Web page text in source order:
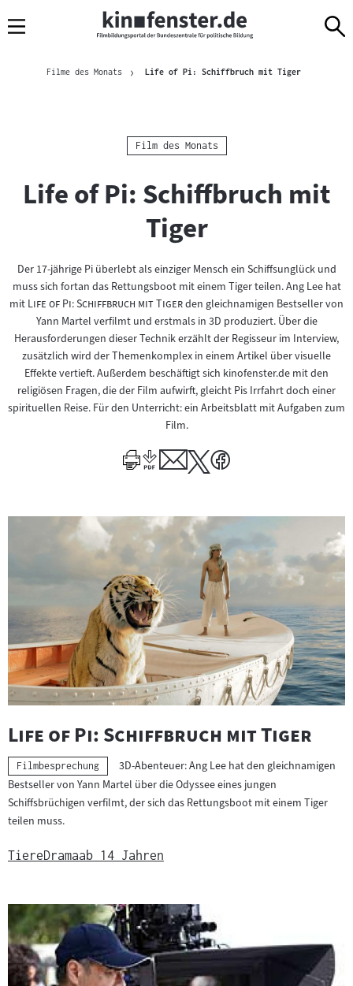
Navigation
zum
zur
Brotkrümelnavigation
Filme des Monats Life of Pi: Schiffbruch mit TigerAktuelle
Kategorie:
Film des Monats
Life of Pi: Schiffbruch mit
Tiger
Der 17-jährige Pi überlebt als einziger Mensch ein Schiffsunglück und
muss sich fortan das Rettungsboot mit einem Tiger teilen. Ang Lee hat
mit "Life of Pi: Schiffbruch mit Tiger"den gleichnamigen Bestseller von
Yann Martel verfilmt und erstmals in 3D produziert. Über die
Herausforderungen dieser Technik erzählt der Regisseur im Interview,
zusätzlich wird der Themenkomplex in einem Artikel über visuelle
Effekte vertieft. Außerdem beschäftigt sich kinofenster.de mit den
religiösen Fragen, die der Film aufwirft, gleicht Pis Irrfahrt doch einer
spirituellen Reise. Für den Unterricht: ein Arbeitsblatt mit Aufgaben zum
Film.
"
Life of Pi: Schiffbruch mit Tiger
Kategorie:
Filmbesprechung
3D-Abenteuer: Ang Lee hat den gleichnamigen
Bestseller von Yann Martel über die Odyssee eines jungen
Schiffsbrüchigen verfilmt, der sich das Rettungsboot mit einem Tiger
teilen muss.
TiereDramaab 14 Jahren